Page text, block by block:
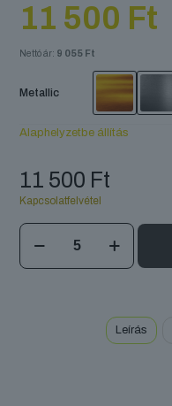
11 500 Ft
Nettó ár: 9 055 Ft
Metallic
Alaphelyzetbe állítás
11 500 Ft
Kapcsolatfelvétel
MagicFX
Konfetti
töltet
Leírás